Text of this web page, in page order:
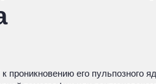
его пульпозного